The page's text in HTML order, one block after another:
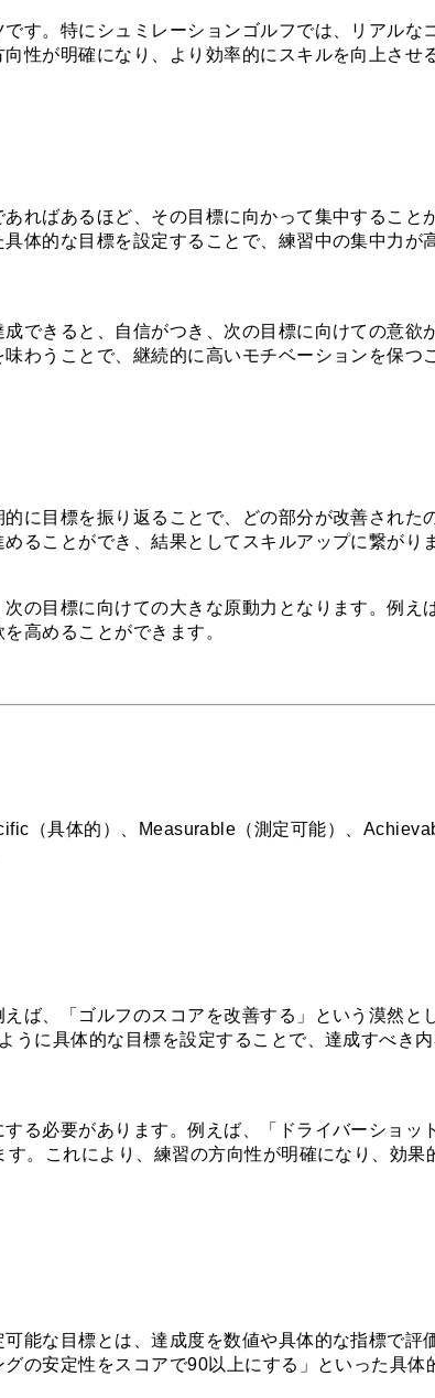
す。特にシュミレーションゴルフでは、リアルな
性が明確になり、より効率的にスキルを向上させ
ればあるほど、その目標に向かって集中すること
体的な目標を設定することで、練習中の集中力が
できると、自信がつき、次の目標に向けての意欲
わうことで、継続的に高いモチベーションを保つ
に目標を振り返ることで、どの部分が改善された
ることができ、結果としてスキルアップに繋がり
の目標に向けての大きな原動力となります。例え
高めることができます。
（具体的）、Measurable（測定可能）、
ば、「ゴルフのスコアを改善する」という漠然と
に具体的な目標を設定することで、達成すべき
る必要があります。例えば、「ドライバーショッ
。これにより、練習の方向性が明確になり、効果
能な目標とは、達成度を数値や具体的な指標で評
の安定性をスコアで90以上にする」といった具体